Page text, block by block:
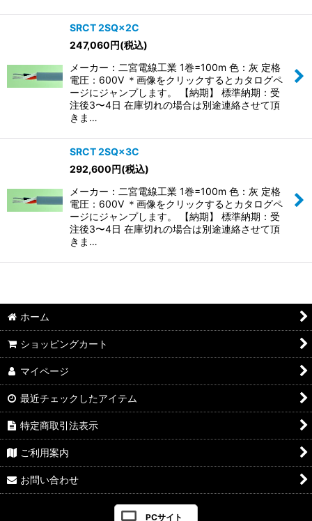
SRCT 2SQ×2C
247,060円(税込)
メーカー：二宮電線工業 1巻=100m 色：灰 定格
電圧：600V ＊画像をクリックするとカタログペ
ージにジャンプします。 【納期】 標準納期：受
注後3〜4日 在庫切れの場合は別途連絡させて頂
きま…
SRCT 2SQ×3C
292,600円(税込)
メーカー：二宮電線工業 1巻=100m 色：灰 定格
電圧：600V ＊画像をクリックするとカタログペ
ージにジャンプします。 【納期】 標準納期：受
注後3〜4日 在庫切れの場合は別途連絡させて頂
きま…
ホーム
ショッピングカート
マイページ
最近チェックしたアイテム
特定商取引法表示
ご利用案内
お問い合わせ
PCサイト